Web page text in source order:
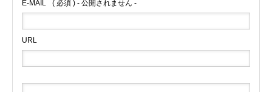
E-MAIL ( 必須 ) - 公開されません -
URL